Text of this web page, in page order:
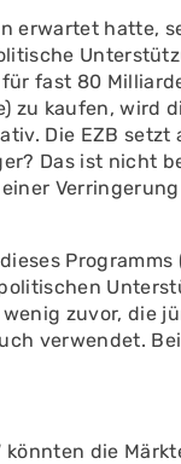
erwartet hatte,
fast 80
zu kaufen, wird
Die EZB
Das ist nicht
zuvor, die
verwendet.
die